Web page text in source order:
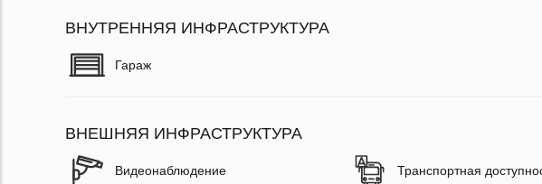
ВНУТРЕННЯЯ ИНФРАСТРУКТУРА
Гараж
ВНЕШНЯЯ ИНФРАСТРУКТУРА
Видеонаблюдение Транспортная